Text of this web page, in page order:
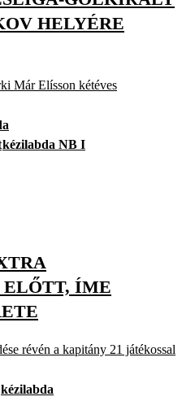
HELYÉRE
Már Elísson kétéves
kézilabda NB I
ELŐTT, ÍME
révén a kapitány 21 játékossal
kézilabda